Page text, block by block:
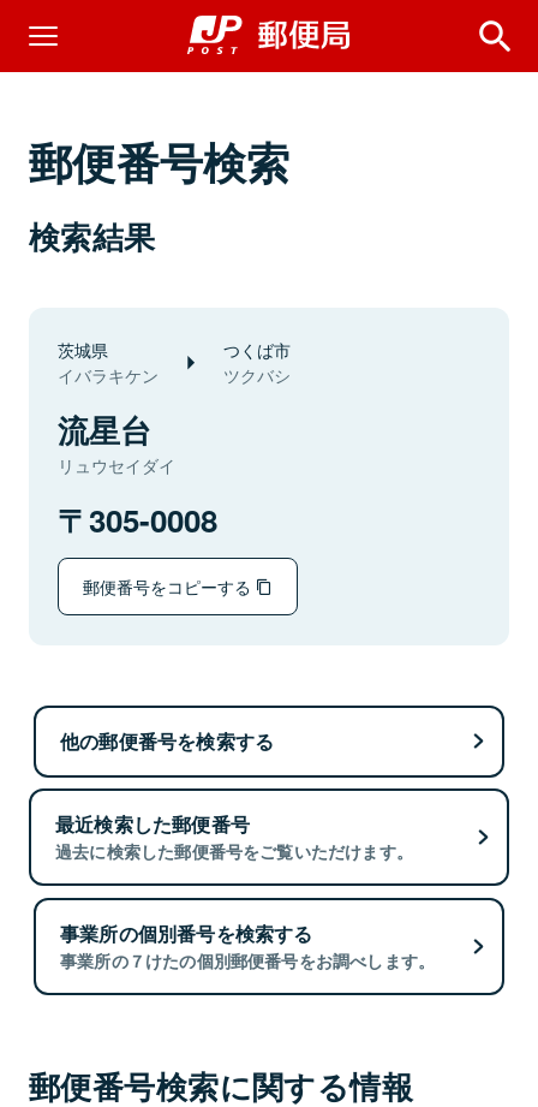
郵便番号検索
検索結果
茨城県
イバラキケン
つくば市
ツクバシ
流星台
リュウセイダイ
305-0008
郵便番号をコピーする
他の郵便番号を検索する
最近検索した郵便番号
過去に検索した郵便番号をご覧いただけます。
事業所の個別番号を検索する
事業所の７けたの個別郵便番号をお調べします。
郵便番号検索に関する情報